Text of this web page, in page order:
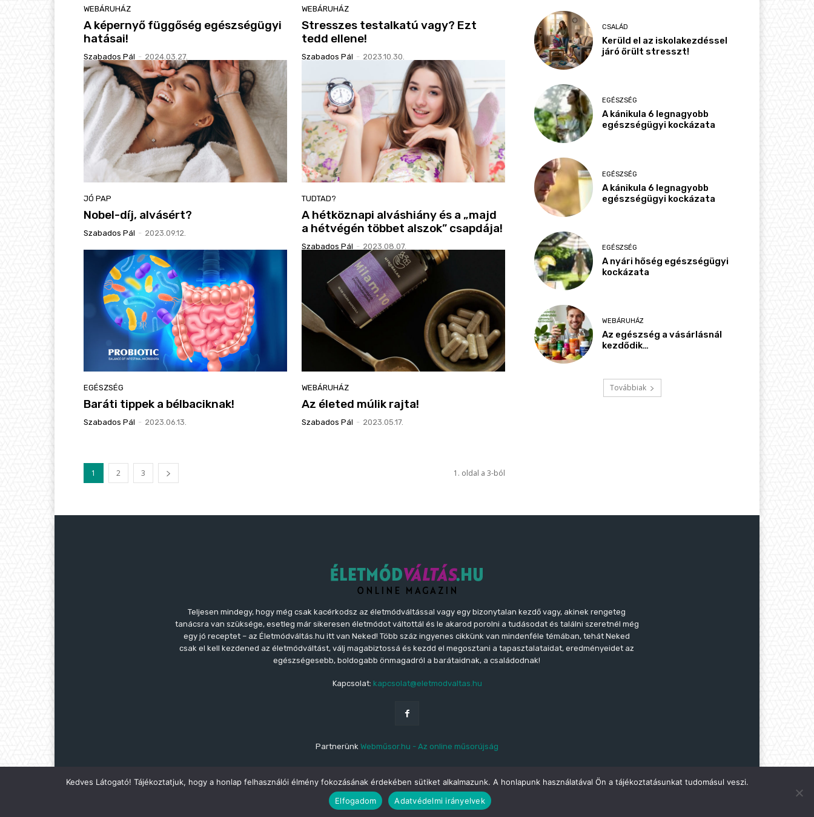
WEBÁRUHÁZ
A képernyő függőség egészségügyi
hatásai!
Szabados Pál - 2024.03.27.
WEBÁRUHÁZ
Stresszes testalkatú vagy? Ezt
tedd ellene!
Szabados Pál - 2023.10.30.
JÓ PAP
Nobel-díj, alvásért?
Szabados Pál - 2023.09.12.
TUDTAD?
A hétköznapi alváshiány és a „majd
a hétvégén többet alszok” csapdája!
Szabados Pál - 2023.08.07.
EGÉSZSÉG
Baráti tippek a bélbaciknak!
Szabados Pál - 2023.06.13.
WEBÁRUHÁZ
Az életed múlik rajta!
Szabados Pál - 2023.05.17.
1 2 3 1. oldal a 3-ból
CSALÁD
Kerüld el az iskolakezdéssel
járó őrült stresszt!
EGÉSZSÉG
A kánikula 6 legnagyobb
egészségügyi kockázata
EGÉSZSÉG
A kánikula 6 legnagyobb
egészségügyi kockázata
EGÉSZSÉG
A nyári hőség egészségügyi
kockázata
WEBÁRUHÁZ
Az egészség a vásárlásnál
kezdődik…
Továbbiak
Teljesen mindegy, hogy még csak kacérkodsz az életmódváltással vagy egy bizonytalan kezdő vagy, akinek rengeteg
tanácsra van szüksége, esetleg már sikeresen életmódot váltottál és le akarod porolni a tudásodat és találni szeretnél még
egy jó receptet – az Életmódváltás.hu itt van Neked! Több száz ingyenes cikkünk van mindenféle témában, tehát Neked
csak el kell kezdened az életmódváltást, válj magabiztossá és kezdd el megosztani a tapasztalataidat, eredményeidet az
egészségesebb, boldogabb önmagadról a barátaidnak, a családodnak!
Kapcsolat: kapcsolat@eletmodvaltas.hu
Partnerünk Webműsor.hu - Az online műsorújság
© Copyright - © 2021 Életmódváltás.hu | Az Életmódváltás.hu a Testszerviz Cégcsoport tagja.
Kedves Látogató! Tájékoztatjuk, hogy a honlap felhasználói élmény fokozásának érdekében sütiket alkalmazunk. A honlapunk használatával Ön a tájékoztatásunkat tudomásul veszi.
Elfogadom
Adatvédelmi irányelvek